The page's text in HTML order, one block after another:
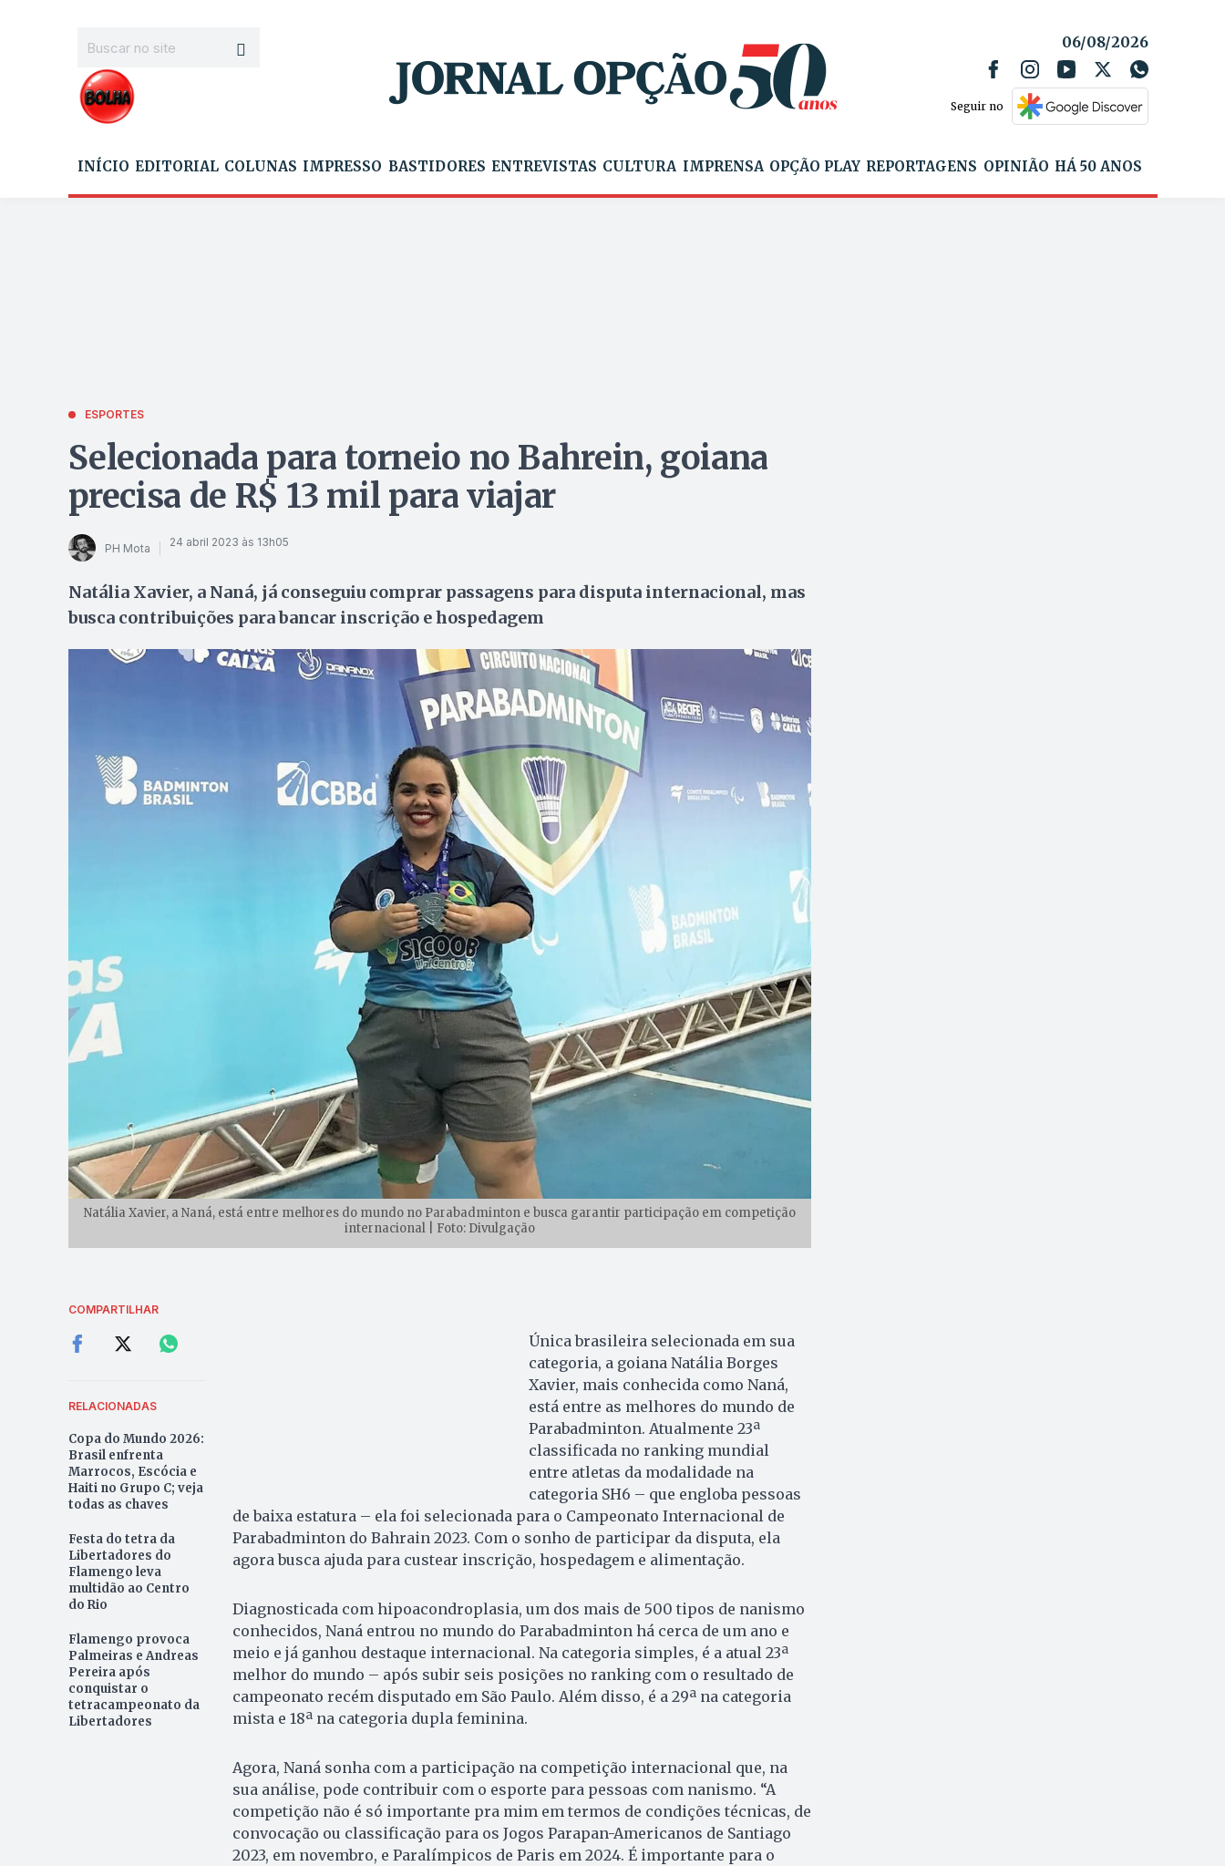
06/08/2026
Seguir no
INÍCIO EDITORIAL COLUNAS IMPRESSO BASTIDORES ENTREVISTAS CULTURA IMPRENSA OPÇÃO PLAY REPORTAGENS OPINIÃO HÁ 50 ANOS
ESPORTES
Selecionada para torneio no Bahrein, goiana
precisa de R$ 13 mil para viajar
PH Mota 24 abril 2023 às 13h05
Natália Xavier, a Naná, já conseguiu comprar passagens para disputa internacional, mas
busca contribuições para bancar inscrição e hospedagem
Natália Xavier, a Naná, está entre melhores do mundo no Parabadminton e busca garantir participação em competição
internacional | Foto: Divulgação
COMPARTILHAR
RELACIONADAS
Copa do Mundo 2026:
Brasil enfrenta
Marrocos, Escócia e
Haiti no Grupo C; veja
todas as chaves
Festa do tetra da
Libertadores do
Flamengo leva
multidão ao Centro
do Rio
Flamengo provoca
Palmeiras e Andreas
Pereira após
conquistar o
tetracampeonato da
Libertadores
Única brasileira selecionada em sua
categoria, a goiana Natália Borges
Xavier, mais conhecida como Naná,
está entre as melhores do mundo de
Parabadminton. Atualmente 23ª
classificada no ranking mundial
entre atletas da modalidade na
categoria SH6 – que engloba pessoas
de baixa estatura – ela foi selecionada para o Campeonato Internacional de
Parabadminton do Bahrain 2023. Com o sonho de participar da disputa, ela
agora busca ajuda para custear inscrição, hospedagem e alimentação.
Diagnosticada com hipoacondroplasia, um dos mais de 500 tipos de nanismo
conhecidos, Naná entrou no mundo do Parabadminton há cerca de um ano e
meio e já ganhou destaque internacional. Na categoria simples, é a atual 23ª
melhor do mundo – após subir seis posições no ranking com o resultado de
campeonato recém disputado em São Paulo. Além disso, é a 29ª na categoria
mista e 18ª na categoria dupla feminina.
Agora, Naná sonha com a participação na competição internacional que, na
sua análise, pode contribuir com o esporte para pessoas com nanismo. “A
competição não é só importante pra mim em termos de condições técnicas, de
convocação ou classificação para os Jogos Parapan-Americanos de Santiago
2023, em novembro, e Paralímpicos de Paris em 2024. É importante para o